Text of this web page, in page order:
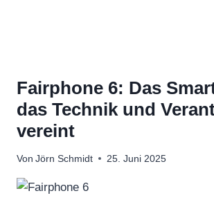
Fairphone 6: Das
das Technik und
vereint
Von Jörn Schmidt 25. Juni 2025